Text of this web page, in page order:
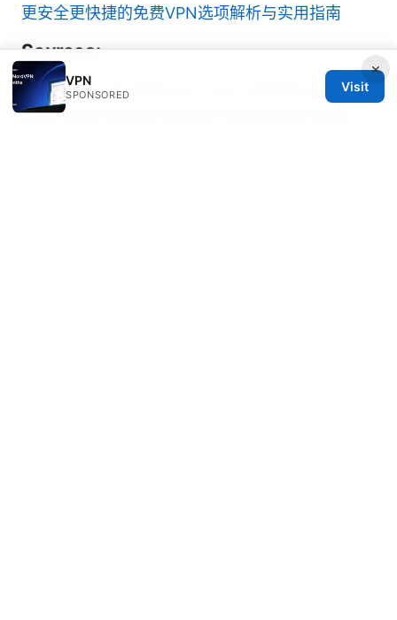
更安全更快捷的免费VPN选项解析与实用指南
Sources:
The Best Free VPNs for Your Cell Phone in
2026 Stay Secure Without Spending a Dime
×
VPN
SPONSORED
Visit